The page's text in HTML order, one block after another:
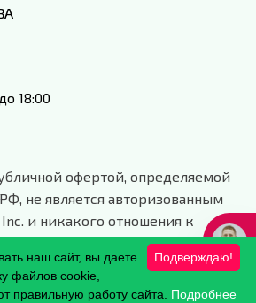
18:00
офертой, определяемой
не является авторизованным
и никакого отношения к
ее юридическим лицам не имеет.
информационный характер.
данных.
Подверждаю!
наш сайт, вы даете
файлов cookie,
правильную работу сайта. Подробнее